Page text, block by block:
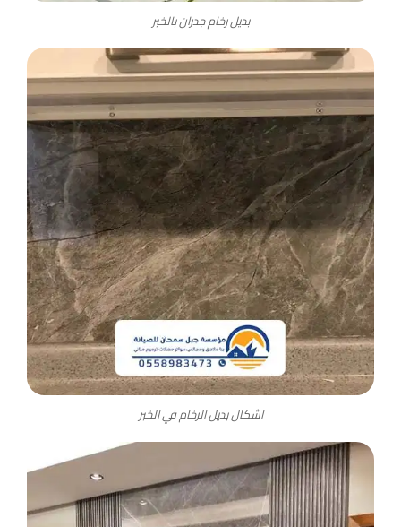
بديل رخام جدران بالخبر
اشكال بديل الرخام في الخبر